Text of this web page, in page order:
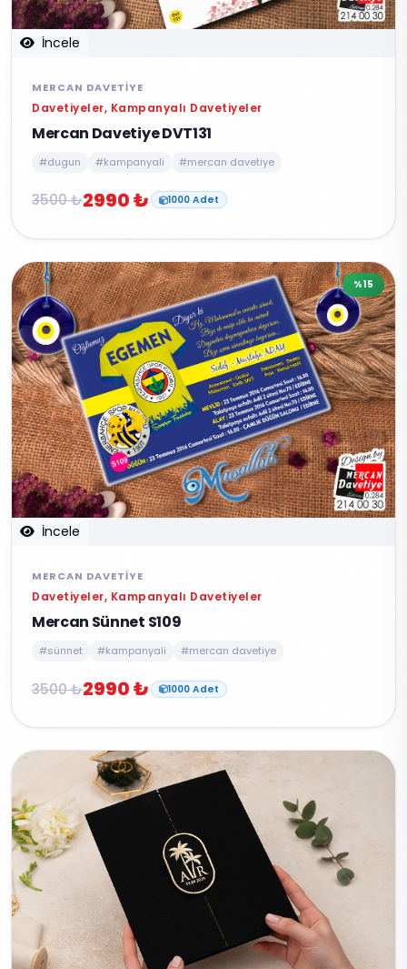
İncele
MERCAN DAVETIYE
Davetiyeler, Kampanyalı Davetiyeler
Mercan Davetiye DVT131
#dugun #kampanyali #mercan davetiye
3500 ₺2990 ₺ 1000 Adet
İncele
%15
MERCAN DAVETIYE
Davetiyeler, Kampanyalı Davetiyeler
Mercan Sünnet S109
#sünnet #kampanyali #mercan davetiye
3500 ₺2990 ₺ 1000 Adet